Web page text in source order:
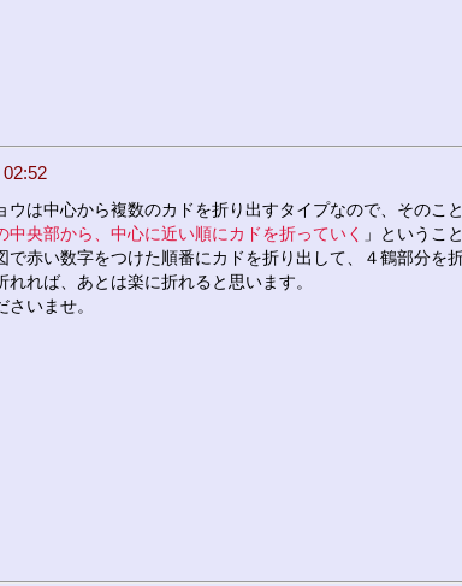
ウは中心から複数のカドを折り出すタイプなので、そのこ
中央部から、中心に近い順にカドを折っていく
」というこ
で赤い数字をつけた順番にカドを折り出して、４鶴部分を
れれば、あとは楽に折れると思います。
いませ。